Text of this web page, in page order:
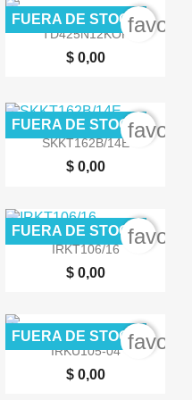
 Vista rápida
TD425N12KOF
$ 0,00
FUERA DE STOCK
 Vista rápida
SKKT162B/14E
$ 0,00
FUERA DE STOCK
 Vista rápida
IRKT106/16
$ 0,00
FUERA DE STOCK
 Vista rápida
IRKU105-04
$ 0,00
FUERA DE STOCK